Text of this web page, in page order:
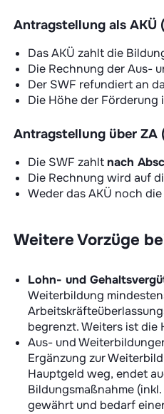
Antragstellung als AKÜ
Das AKÜ zahlt die
Die Rechnung der Aus-
Der SWF refundiert an
Die Höhe der
Antragstellung über ZA
Die SWF zahltnach
Die Rechnung wird auf
Weder das AKÜ noch
Weitere Vorzüge
Lohn- und
Weiterbildung
begrenzt. Weiters ist
Aus- und
Ergänzung zur
Hauptgeld weg, endet
Bildungsmaßnahme
gewährt und bedarf